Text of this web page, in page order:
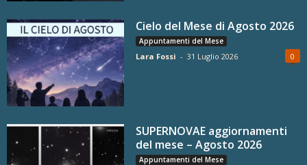
Cielo del Mese di Agosto 2026
Appuntamenti del Mese
Lara Fossi - 31 Luglio 2026 0
SUPERNOVAE aggiornamenti
del mese – Agosto 2026
Appuntamenti del Mese